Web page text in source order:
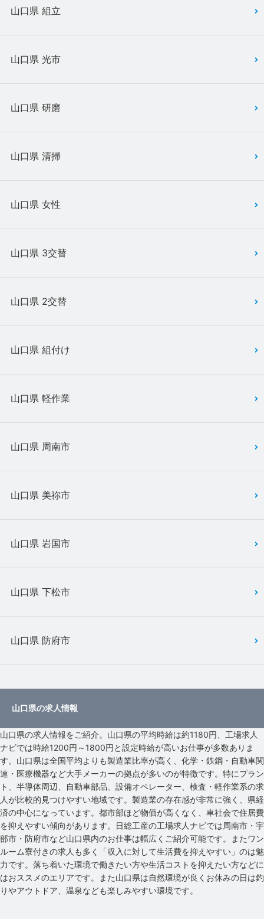
山口県 組立
山口県 光市
山口県 研磨
山口県 清掃
山口県 女性
山口県 3交替
山口県 2交替
山口県 組付け
山口県 軽作業
山口県 周南市
山口県 美祢市
山口県 岩国市
山口県 下松市
山口県 防府市
山口県の求人情報
山口県の求人情報をご紹介。山口県の平均時給は約1180円、工場求人
ナビでは時給1200円～1800円と設定時給が高いお仕事が多数ありま
す。山口県は全国平均よりも製造業比率が高く、化学・鉄鋼・自動車関
連・医療機器など大手メーカーの拠点が多いのが特徴です。特にプラン
ト、半導体周辺、自動車部品、設備オペレーター、検査・軽作業系の求
人が比較的見つけやすい地域です。製造業の存在感が非常に強く、県経
済の中心になっています。都市部ほど物価が高くなく、車社会で住居費
を抑えやすい傾向があります。日総工産の工場求人ナビでは周南市・宇
部市・防府市など山口県内のお仕事は幅広くご紹介可能です。またワン
ルーム寮付きの求人も多く「収入に対して生活費を抑えやすい」のは魅
力です。落ち着いた環境で働きたい方や生活コストを抑えたい方などに
はおススメのエリアです。また山口県は自然環境が良くお休みの日は釣
りやアウトドア、温泉なども楽しみやすい環境です。